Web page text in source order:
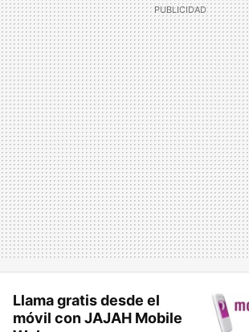
Llama gratis desde el
móvil con JAJAH Mobile